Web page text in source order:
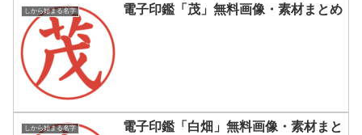
しから始まる名字 電子印鑑「茂」無料画像・素材まとめ
しから始まる名字
電子印鑑「白畑」無料画像・素材まと